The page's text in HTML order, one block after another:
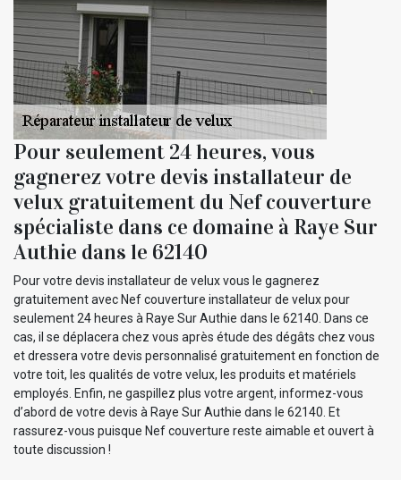
Pour seulement 24 heures, vous
gagnerez votre devis installateur de
velux gratuitement du Nef couverture
spécialiste dans ce domaine à Raye Sur
Authie dans le 62140
Pour votre devis installateur de velux vous le gagnerez
gratuitement avec Nef couverture installateur de velux pour
seulement 24 heures à Raye Sur Authie dans le 62140. Dans ce
cas, il se déplacera chez vous après étude des dégâts chez vous
et dressera votre devis personnalisé gratuitement en fonction de
votre toit, les qualités de votre velux, les produits et matériels
employés. Enfin, ne gaspillez plus votre argent, informez-vous
d’abord de votre devis à Raye Sur Authie dans le 62140. Et
rassurez-vous puisque Nef couverture reste aimable et ouvert à
toute discussion !